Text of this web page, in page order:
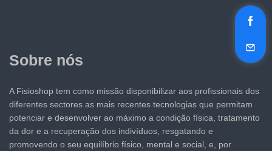
Sobre nós
A Fisioshop tem como missão disponibilizar aos profissionais dos
diferentes sectores as mais recentes tecnologias que permitam
potenciar e desenvolver ao máximo a condição física, tratamento
da dor e a recuperação dos indivíduos, resgatando e
promovendo o seu equilíbrio físico, mental e social, e, por